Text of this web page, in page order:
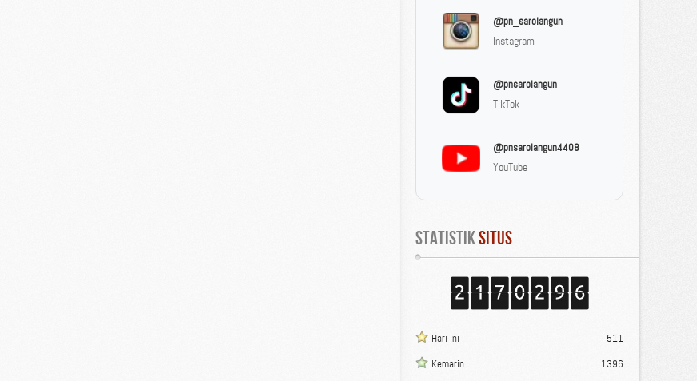
@pn_sarolangun
Instagram
@pnsarolangun
TikTok
@pnsarolangun4408
YouTube
Statistik Situs
Hari Ini
511
Kemarin
1396